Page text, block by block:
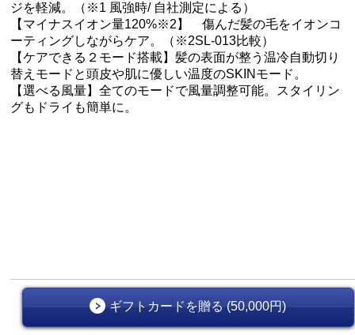
ジを軽減。​（※1 風強時/ 自社測定による）​
【マイナスイオン量120%※2】 傷んだ髪の毛を​イオンコ
ーティング​しながらケア。​（※2SL-013比較）​
【ケアできる２モード搭載​】髪の表面が整う​温冷自動切り
替えモードと​頭皮や肌に優しい温度のSKINモード。​
【選べる風量​】全てのモードで風量調整可能。​スタイリン
グも​ドライも簡単に。​
ギフトカードを贈る (50,000円)